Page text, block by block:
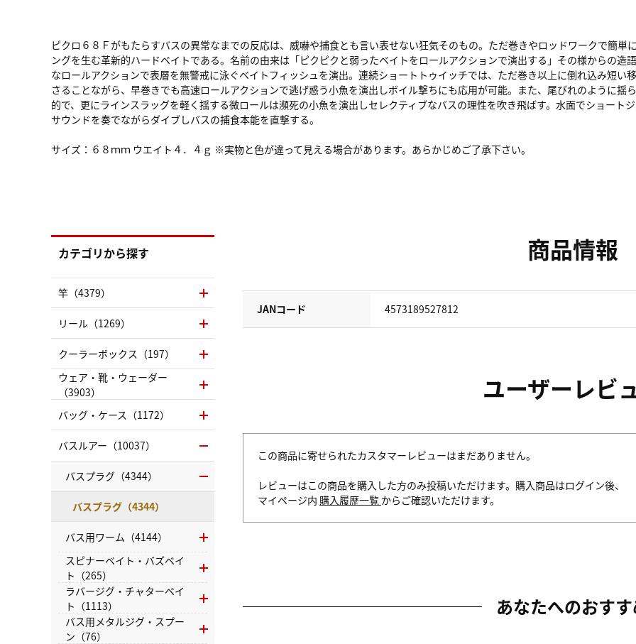
ピクロ６８Ｆがもたらすバスの異常なまでの反応は、威嚇や捕食とも言い表せない狂気そのもの。ただ巻きやロッドワークで簡単
ングを生む革新的ハードベイトである。名前の由来は「ピクピクと弱ったベイトをロールアクションで演出する」その様からの
なロールアクションで表層を無警戒に泳ぐベイトフィッシュを演出。連続ショートトゥイッチでは、ただ巻き以上に倒れ込み短
さることながら、早巻きでも高速ロールアクションで逃げ惑う小魚を演出しボイル撃ちにも応用が可能。また、尾びれのように
的で、更にラインスラッグを軽く揺する微ロールは瀕死の小魚を演出しセレクティブなバスの理性を吹き飛ばす。水面でショート
サウンドを奏でながらダイブしバスの捕食本能を直撃する。
サイズ：６８ｍｍ ウエイト４．４ｇ ※実物と色が違って見える場合があります。あらかじめご了承下さい。
商品情報
JANコード 4573189527812
ユーザーレビ
この商品に寄せられたカスタマーレビューはまだありません。
レビューはこの商品を購入した方のみ投稿いただけます。購入商品はログイン後、
マイページ内 購入履歴一覧 からご確認いただけます。
あなたへのおす
カテゴリから探す
竿（4379）
リール（1269）
クーラーボックス（197）
ウェア・靴・ウェーダー
（3903）
バッグ・ケース（1172）
バスルアー（10037）
バスプラグ（4344）
バスプラグ（4344）
バス用ワーム（4144）
スピナーベイト・バズベイ
ト（265）
ラバージグ・チャターベイ
ト（1113）
バス用メタルジグ・スプー
ン（76）